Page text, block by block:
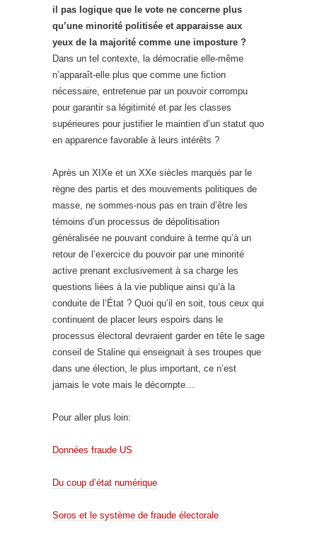
il pas logique que le vote ne concerne plus
qu’une minorité politisée et apparaisse aux
yeux de la majorité comme une imposture ?
Dans un tel contexte, la démocratie elle-même
n’apparaît-elle plus que comme une fiction
nécessaire, entretenue par un pouvoir corrompu
pour garantir sa légitimité et par les classes
supérieures pour justifier le maintien d’un statut quo
en apparence favorable à leurs intérêts ?
Après un XIXe et un XXe siècles marqués par le
règne des partis et des mouvements politiques de
masse, ne sommes-nous pas en train d’être les
témoins d’un processus de dépolitisation
généralisée ne pouvant conduire à terme qu’à un
retour de l’exercice du pouvoir par une minorité
active prenant exclusivement à sa charge les
questions liées à la vie publique ainsi qu’à la
conduite de l’État ? Quoi qu’il en soit, tous ceux qui
continuent de placer leurs espoirs dans le
processus électoral devraient garder en tête le sage
conseil de Staline qui enseignait à ses troupes que
dans une élection, le plus important, ce n’est
jamais le vote mais le décompte…
Pour aller plus loin:
Données fraude US
Du coup d’état numérique
Soros et le système de fraude électorale